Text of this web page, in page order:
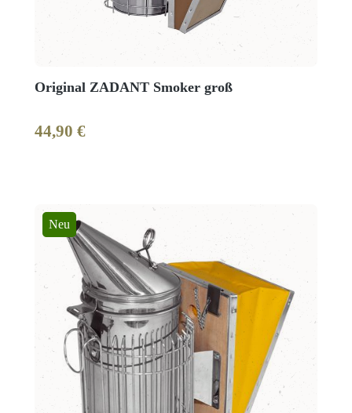
Original ZADANT Smoker groß
Regulärer Preis:
44,90 €
Neu